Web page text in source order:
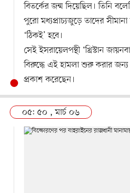
বিতর্কের জন্ম দিয়েছিল। তিনি
পুরো মধ্যপ্রাচ্যজুড়ে তাদের
‘ঠিকই’ হবে।
সেই ইসরায়েলপন্থী ‘খ্রিস্টান
বিরুদ্ধে এই হামলা শুরু করার জন্য
প্রকাশ করেছেন।
০৫: ৫০ , মার্চ ০৬